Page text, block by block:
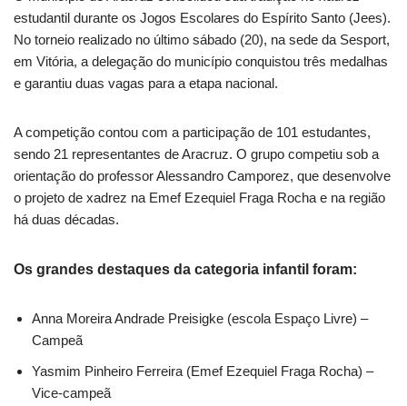
estudantil durante os Jogos Escolares do Espírito Santo (Jees).
No torneio realizado no último sábado (20), na sede da Sesport,
em Vitória, a delegação do município conquistou três medalhas
e garantiu duas vagas para a etapa nacional.
A competição contou com a participação de 101 estudantes,
sendo 21 representantes de Aracruz. O grupo competiu sob a
orientação do professor Alessandro Camporez, que desenvolve
o projeto de xadrez na Emef Ezequiel Fraga Rocha e na região
há duas décadas.
Os grandes destaques da categoria infantil foram:
Anna Moreira Andrade Preisigke (escola Espaço Livre) –
Campeã
Yasmim Pinheiro Ferreira (Emef Ezequiel Fraga Rocha) –
Vice-campeã